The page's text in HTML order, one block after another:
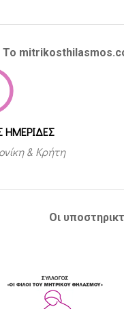
Το
ΗΜΕΡΙΔΕΣ
& Κρήτη
Οι